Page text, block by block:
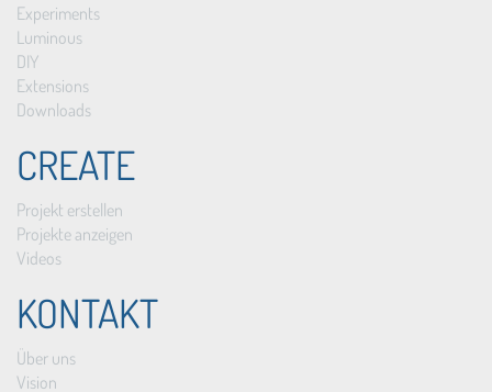
Experiments
Luminous
DIY
Extensions
Downloads
CREATE
Projekt erstellen
Projekte anzeigen
Videos
KONTAKT
Über uns
Vision